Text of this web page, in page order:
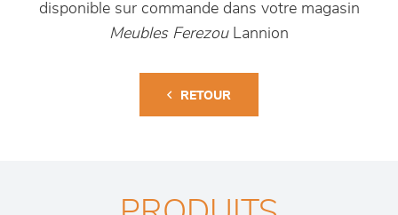
disponible sur commande dans votre magasin
Meubles FerezouLannion
RETOUR